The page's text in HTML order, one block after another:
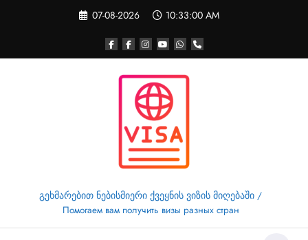
07-08-2026 10:33:01 AM
გეხმარებით ნებისმიერი ქვეყნის ვიზის მიღებაში /
Помогаем вам получить визы разных стран